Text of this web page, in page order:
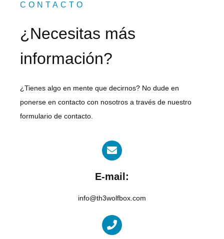
CONTACTO
¿Necesitas más
información?
¿Tienes algo en mente que decirnos? No dude en
ponerse en contacto con nosotros a través de nuestro
formulario de contacto.
E-mail:
info@th3wolfbox.com